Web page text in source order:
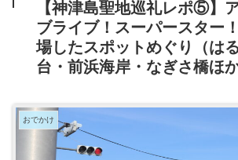
【神津島聖地巡礼レポ⑤】
ブライブ！スーパースター
場したスポットめぐり（は
台・前浜海岸・なぎさ橋ほか
おでかけ